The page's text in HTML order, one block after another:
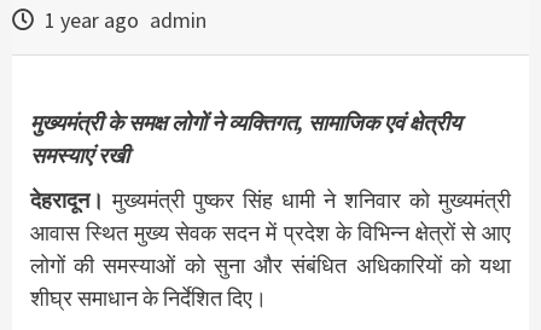
1 year ago admin
मुख्यमंत्री के समक्ष लोगों ने व्यक्तिगत, सामाजिक एवं क्षेत्रीय
समस्याएं रखी
देहरादून। मुख्यमंत्री पुष्कर सिंह धामी ने शनिवार को मुख्यमंत्री
आवास स्थित मुख्य सेवक सदन में प्रदेश के विभिन्न क्षेत्रों से आए
लोगों की समस्याओं को सुना और संबंधित अधिकारियों को यथा
शीघ्र समाधान के निर्देशित दिए।